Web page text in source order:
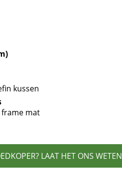
kussen
mat
LAAT HET ONS WETEN